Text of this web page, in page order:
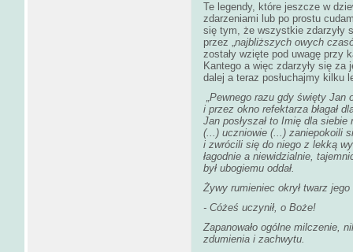
Te legendy, które jeszcze w
zdarzeniami lub po prostu
się tym, że wszystkie zdarzyły
przez „najbliższych owych
zostały wzięte pod uwagę przy
Kantego a więc zdarzyły się
dalej a teraz posłuchajmy kilku
„Pewnego razu gdy święty Jan
i przez okno refektarza błagał
Jan posłyszał to Imię dla
(...) uczniowie (...) zaniepokoili
i zwrócili się do niego z lekką
łagodnie a niewidzialnie,
był ubogiemu oddał.
Żywy rumieniec okrył twarz
- Cóżeś uczynił, o Boże!
Zapanowało ogólne milczenie,
zdumienia i zachwytu.